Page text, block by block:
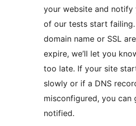
your website and notify
of our tests start
domain name or SSL
expire, we’ll let you
too late. If your site
slowly or if a DNS
misconfigured, you can
notified.